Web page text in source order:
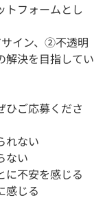
トフォームとし
イン、②不透明
決を目指してい
ご応募くださ
れない
ない
に不安を感じる
感じる